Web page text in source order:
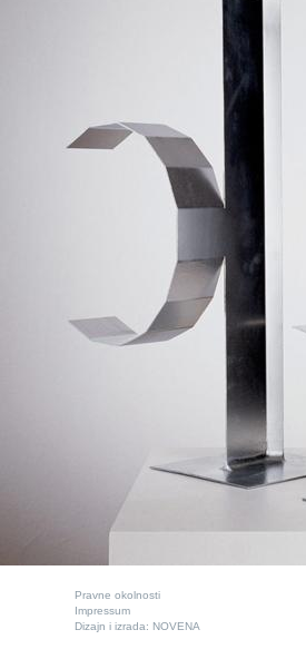
Pravne okolnosti
Impressum
Dizajn i izrada: NOVENA